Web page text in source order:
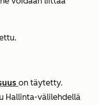
.
on täytetty.
Hallinta-välilehdellä